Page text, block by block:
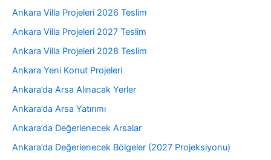
Ankara Villa Projeleri 2026 Teslim
Ankara Villa Projeleri 2027 Teslim
Ankara Villa Projeleri 2028 Teslim
Ankara Yeni Konut Projeleri
Ankara’da Arsa Alınacak Yerler
Ankara’da Arsa Yatırımı
Ankara’da Değerlenecek Arsalar
Ankara’da Değerlenecek Bölgeler (2027 Projeksiyonu)